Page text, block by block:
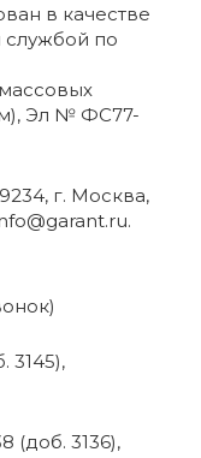
в качестве
службой по
Эл № ФС77-
г. Москва,
3145),
(доб. 3136),